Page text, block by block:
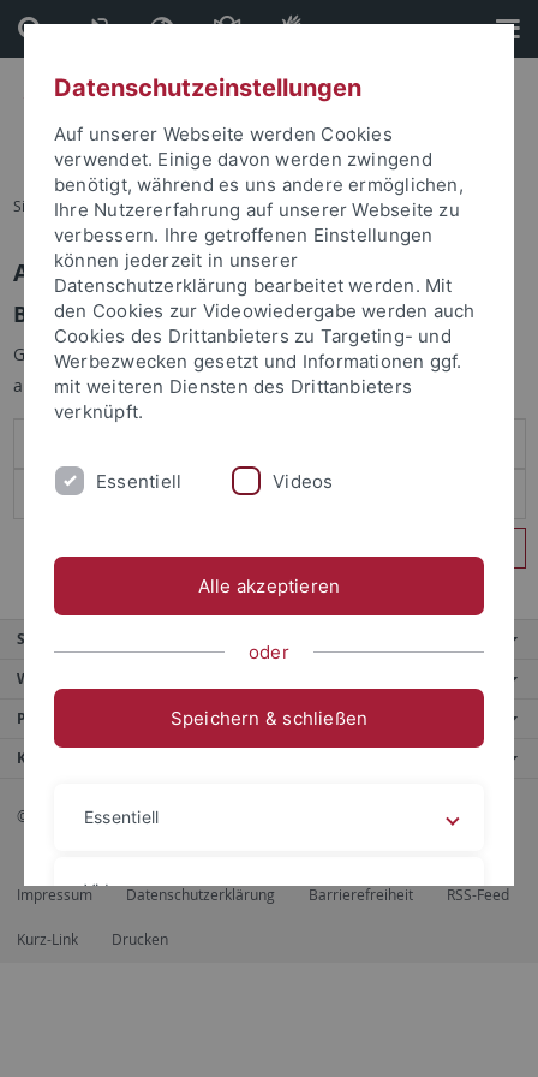
Direkt
zum
Inhalt
Direkt
zur
Fußleiste
Sie sind hier: Startseite
Anmelden
Benutzeranmeldung
Geben Sie Ihren Benutzernamen und Ihr Passwort an um sich
anzumelden:
Service
Weitere Angebote
Portale
Kontaktinfo
© 2026 Eberhard Karls Universität Tübingen, Tübingen
Impressum Datenschutzerklärung Barrierefreiheit RSS-Feed
Kurz-Link Drucken
Datenschutzeinstellungen
Auf unserer Webseite werden Cookies
verwendet. Einige davon werden zwingend
benötigt, während es uns andere ermöglichen,
Ihre Nutzererfahrung auf unserer Webseite zu
verbessern. Ihre getroffenen Einstellungen
können jederzeit in unserer
Datenschutzerklärung bearbeitet werden. Mit
den Cookies zur Videowiedergabe werden auch
Cookies des Drittanbieters zu Targeting- und
Werbezwecken gesetzt und Informationen ggf.
mit weiteren Diensten des Drittanbieters
verknüpft.
Essentiell Videos
Alle akzeptieren
oder
Speichern & schließen
Essentiell
Videos